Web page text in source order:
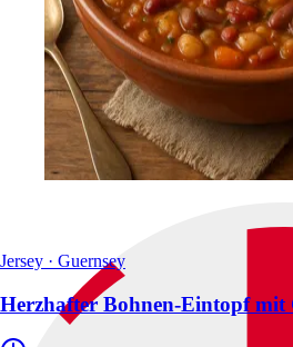
Jersey · Guernsey
Herzhafter Bohnen-Eintopf mit